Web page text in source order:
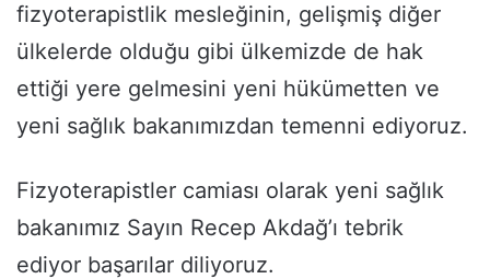
fizyoterapistlik mesleğinin, gelişmiş diğer
ülkelerde olduğu gibi ülkemizde de hak
ettiği yere gelmesini yeni hükümetten ve
yeni sağlık bakanımızdan temenni ediyoruz.
Fizyoterapistler camiası olarak yeni sağlık
bakanımız Sayın Recep Akdağ’ı tebrik
ediyor başarılar diliyoruz.